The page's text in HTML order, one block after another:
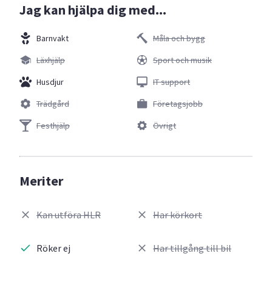
Jag kan hjälpa dig med...
Barnvakt
Läxhjälp
Husdjur
Trädgård
Festhjälp
Måla och bygg
Sport och musik
IT support
Företagsjobb
Övrigt
Meriter
Kan utföra HLR
Röker ej
Har körkort
Har tillgång till bil